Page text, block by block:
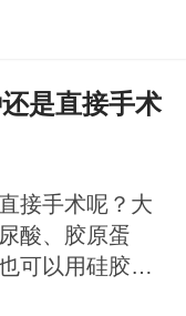
是直接手术
接手术呢？大
酸、胶原蛋
可以用硅胶或
情况来决定。